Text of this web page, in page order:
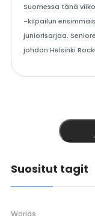
Suomessa tänä
-kilpailun
juniorisarjaa.
johdon Helsinki
Suositut tagit
Worlds